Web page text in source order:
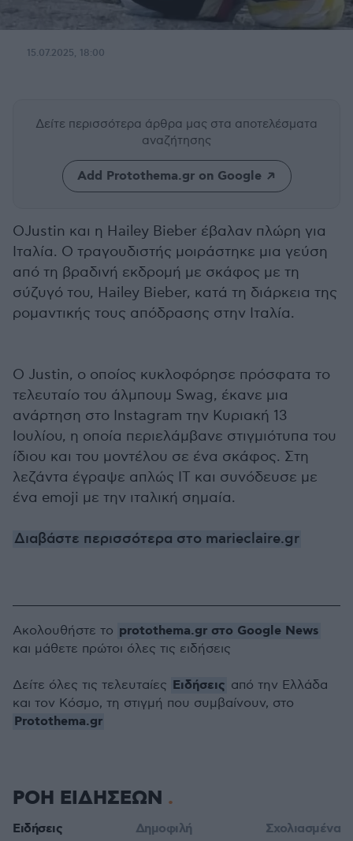
15.07.2025, 18:00
Δείτε περισσότερα άρθρα μας στα αποτελέσματα
αναζήτησης
Add Protothema.gr on Google
ΟJustin και η Hailey Bieber έβαλαν πλώρη για
Ιταλία. Ο τραγουδιστής μοιράστηκε μια γεύση
από τη βραδινή εκδρομή με σκάφος με τη
σύζυγό του, Hailey Bieber, κατά τη διάρκεια της
ρομαντικής τους απόδρασης στην Ιταλία.
Ο Justin, ο οποίος κυκλοφόρησε πρόσφατα το
τελευταίο του άλμπουμ Swag, έκανε μια
ανάρτηση στο Instagram την Κυριακή 13
Ιουλίου, η οποία περιελάμβανε στιγμιότυπα του
ίδιου και του μοντέλου σε ένα σκάφος. Στη
λεζάντα έγραψε απλώς IT και συνόδευσε με
ένα emoji με την ιταλική σημαία.
Διαβάστε περισσότερα στο marieclaire.gr
Ακολουθήστε το protothema.gr στο Google News
και μάθετε πρώτοι όλες τις ειδήσεις
Δείτε όλες τις τελευταίες Ειδήσεις από την Ελλάδα
και τον Κόσμο, τη στιγμή που συμβαίνουν, στο
Protothema.gr
ΡΟΗ ΕΙΔΗΣΕΩΝ
Ειδήσεις Δημοφιλή Σχολιασμένα